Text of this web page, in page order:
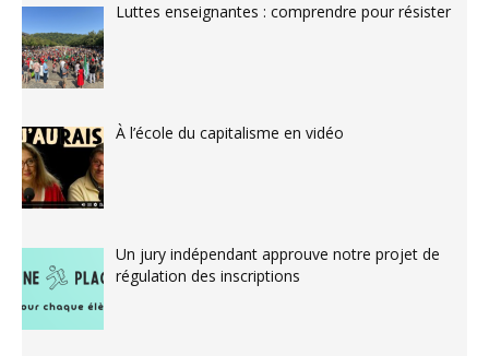
Luttes enseignantes : comprendre pour résister
À l’école du capitalisme en vidéo
Un jury indépendant approuve notre projet de
régulation des inscriptions